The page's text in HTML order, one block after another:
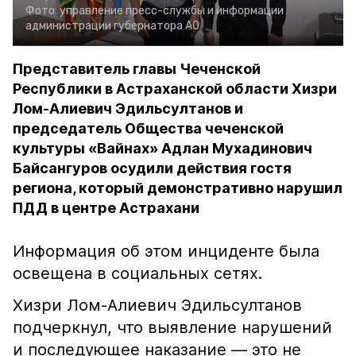
Фото: управление пресс-службы и информации
администрации губернатора АО
Представитель главы Чеченской
Республики в Астраханской области Хизри
Лом-Алиевич Эдильсултанов и
председатель Общества чеченской
культуры «Вайнах» Адлан Мухадинович
Байсангуров осудили действия гостя
региона, который демонстративно нарушил
ПДД в центре Астрахани
Информация об этом инциденте была
освещена в социальных сетях.
Хизри Лом-Алиевич Эдильсултанов
подчеркнул, что выявление нарушений
и последующее наказание — это не